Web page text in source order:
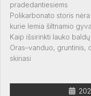
pradedantiesiems
Polikarbonato storis
kurie lemia šiltnamio
Kaip išsirinkti lauko
Oras–vanduo, gruntinis,
skiriasi